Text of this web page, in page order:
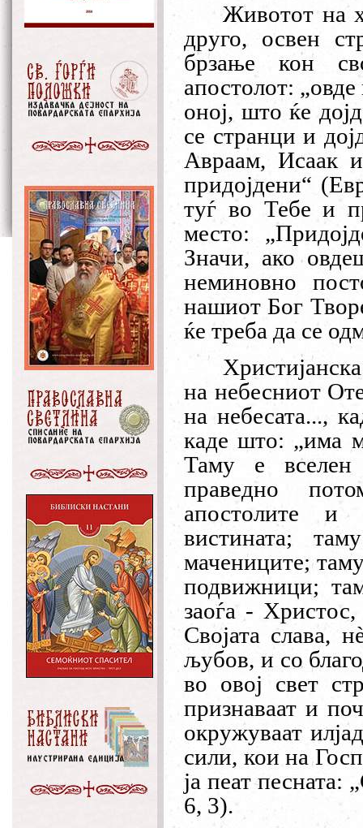
Животот на
друго, освен
брзање кон
апостолот: „овде
оној, што ќе
се странци и
Авраам, Исаак
придојдени“
туѓ во Тебе и
место: „
Значи, ако
неминовно
нашиот Бог
ќе треба да се
на небесниот
на небесата...,
каде што: „има
Таму е
праведно
апостолите и
вистината;
мачениците;
подвижници;
заоѓа -
Својата слава, н
љубов, и со
во овој свет
признаваат и
окружуваат
сили, кои на
ја пеат песната: „
6, 3).